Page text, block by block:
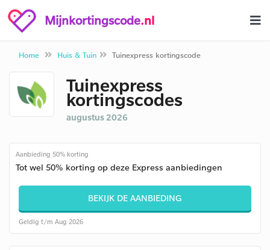
Mijnkortingscode.nl
Home Huis & Tuin Tuinexpress kortingscode
Tuinexpress
kortingscodes
augustus 2026
Aanbieding 50% korting
Tot wel 50% korting op deze Express aanbiedingen
BEKIJK DE AANBIEDING
Geldig t/m Aug 2026